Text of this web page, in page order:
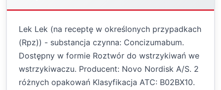
Lek Lek (na receptę w określonych przypadkach
(Rpz)) - substancja czynna: Concizumabum.
Dostępny w formie Roztwór do wstrzykiwań we
wstrzykiwaczu. Producent: Novo Nordisk A/S. 2
różnych opakowań Klasyfikacja ATC: B02BX10.